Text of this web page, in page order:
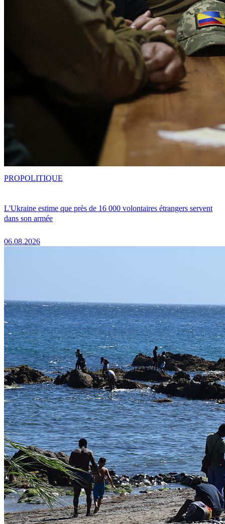
L'Ukraine estime que près de 16 000 volontaires étrangers servent
dans son armée
06.08.2026
PROPOLITIQUE